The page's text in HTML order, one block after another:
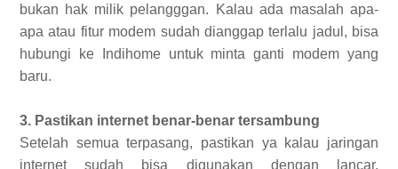
bukan hak milik pelangggan. Kalau ada masalah apa-
apa atau fitur modem sudah dianggap terlalu jadul, bisa
hubungi ke Indihome untuk minta ganti modem yang
baru.
3. Pastikan internet benar-benar tersambung
Setelah semua terpasang, pastikan ya kalau jaringan
internet sudah bisa digunakan dengan lancar.